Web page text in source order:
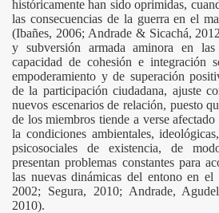
históricamente han sido oprimidas,
las consecuencias de la guerra en el
(Ibañes, 2006; Andrade & Sicachá,
y subversión armada aminora en las
capacidad de cohesión e integración
empoderamiento y de superación
de la participación ciudadana, ajuste
nuevos escenarios de relación, puesto
de los miembros tiende a verse
la condiciones ambientales,
psicosociales de existencia, de
presentan problemas constantes para
las nuevas dinámicas del entono en el
2002; Segura, 2010; Andrade,
2010).